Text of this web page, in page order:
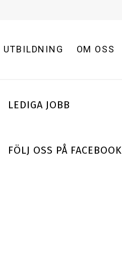
UTBILDNING OM OSS
LEDIGA JOBB
FÖLJ OSS PÅ FACEBOOK